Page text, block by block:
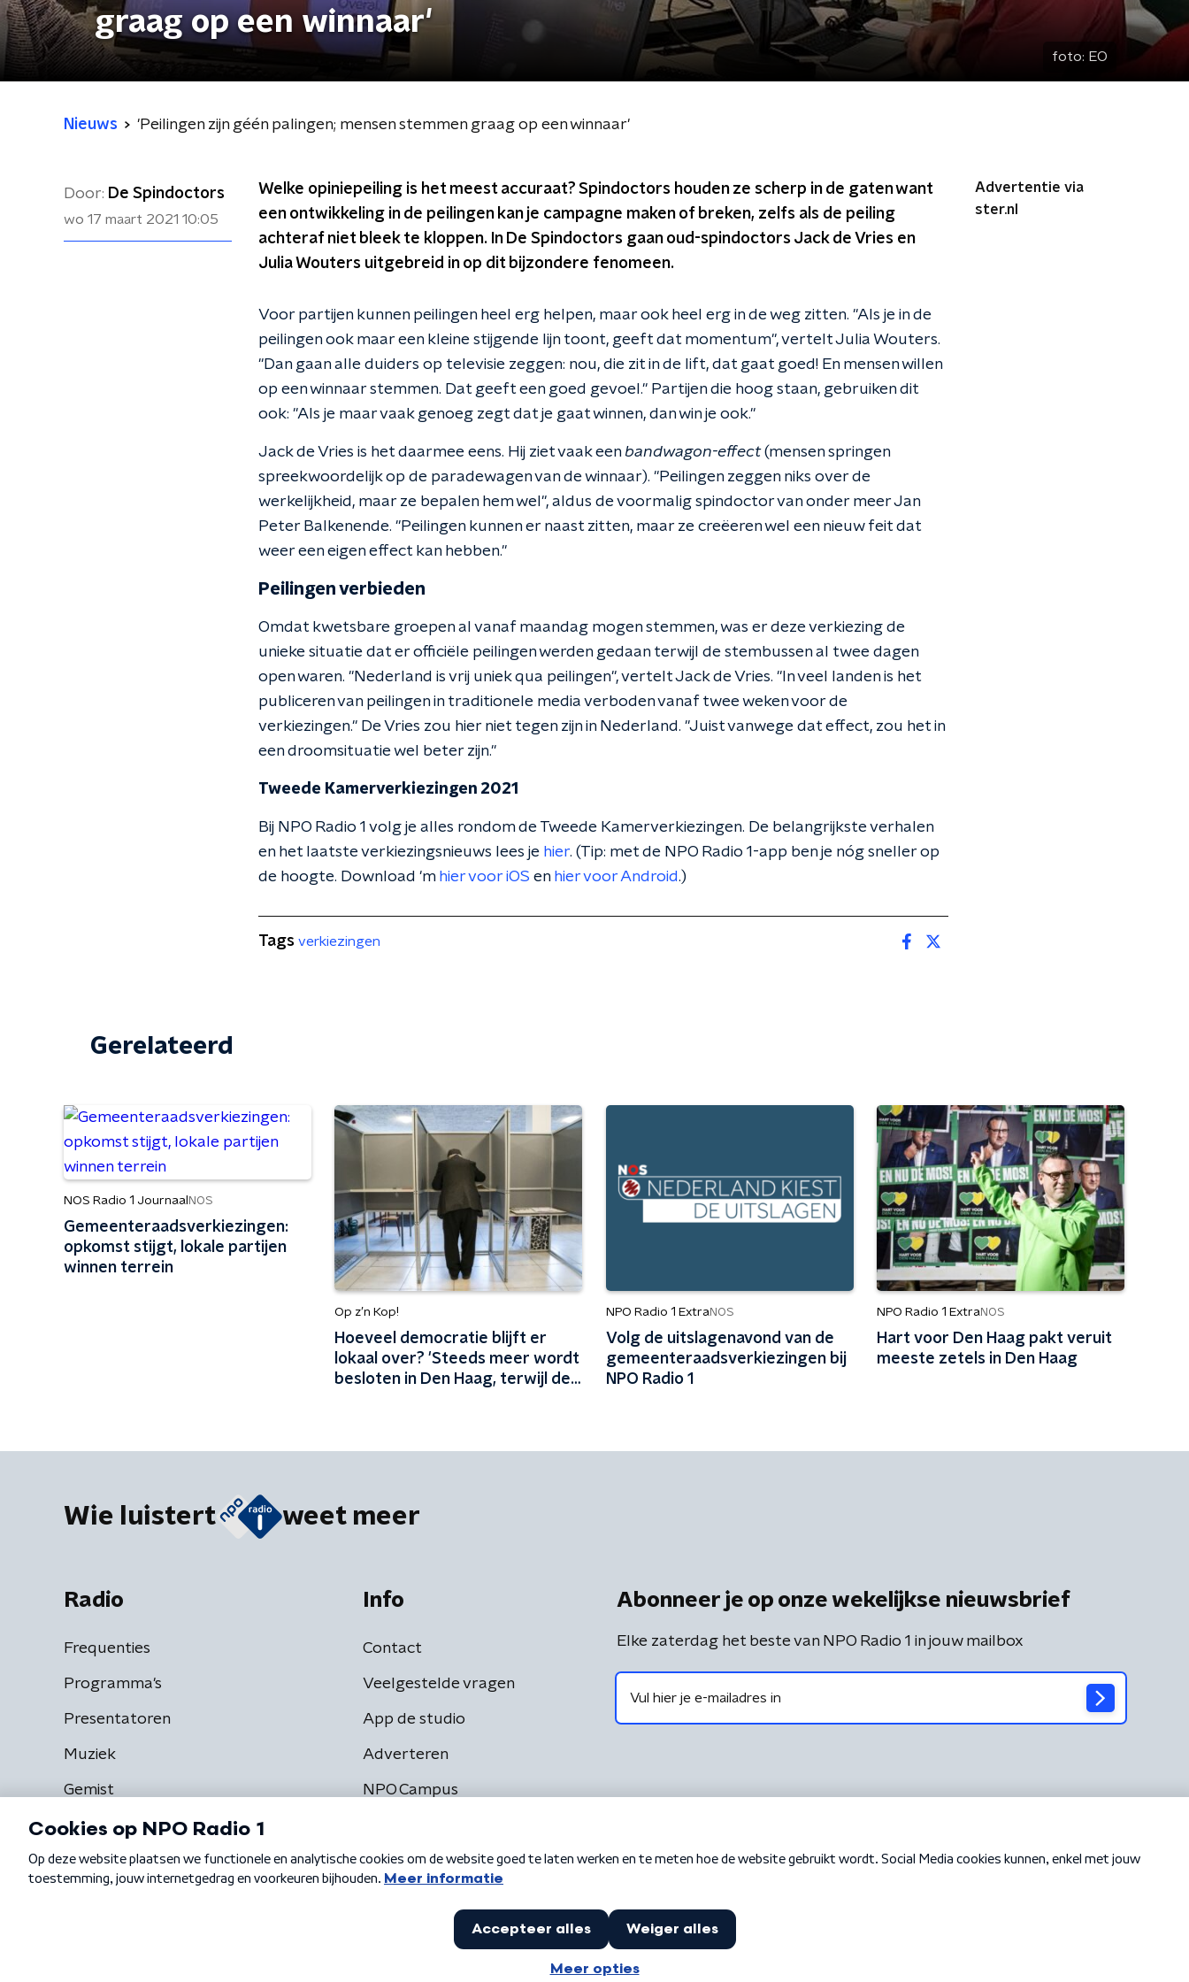
graag op een winnaar'
foto: EO
Nieuws 'Peilingen zijn géén palingen; mensen stemmen graag op een winnaar'
Door: De Spindoctors
wo 17 maart 2021 10:05
Welke opiniepeiling is het meest accuraat? Spindoctors houden ze scherp in de gaten want
een ontwikkeling in de peilingen kan je campagne maken of breken, zelfs als de peiling
achteraf niet bleek te kloppen. In De Spindoctors gaan oud-spindoctors Jack de Vries en
Julia Wouters uitgebreid in op dit bijzondere fenomeen.
Voor partijen kunnen peilingen heel erg helpen, maar ook heel erg in de weg zitten. "Als je in de
peilingen ook maar een kleine stijgende lijn toont, geeft dat momentum", vertelt Julia Wouters.
"Dan gaan alle duiders op televisie zeggen: nou, die zit in de lift, dat gaat goed! En mensen willen
op een winnaar stemmen. Dat geeft een goed gevoel." Partijen die hoog staan, gebruiken dit
ook: "Als je maar vaak genoeg zegt dat je gaat winnen, dan win je ook."
Jack de Vries is het daarmee eens. Hij ziet vaak een bandwagon-effect(mensen springen
spreekwoordelijk op de paradewagen van de winnaar). "Peilingen zeggen niks over de
werkelijkheid, maar ze bepalen hem wel", aldus de voormalig spindoctor van onder meer Jan
Peter Balkenende. "Peilingen kunnen er naast zitten, maar ze creëeren wel een nieuw feit dat
weer een eigen effect kan hebben."
Peilingen verbieden
Omdat kwetsbare groepen al vanaf maandag mogen stemmen, was er deze verkiezing de
unieke situatie dat er officiële peilingen werden gedaan terwijl de stembussen al twee dagen
open waren. "Nederland is vrij uniek qua peilingen", vertelt Jack de Vries. "In veel landen is het
publiceren van peilingen in traditionele media verboden vanaf twee weken voor de
verkiezingen." De Vries zou hier niet tegen zijn in Nederland. "Juist vanwege dat effect, zou het in
een droomsituatie wel beter zijn."
Tweede Kamerverkiezingen 2021
Bij NPO Radio 1 volg je alles rondom de Tweede Kamerverkiezingen. De belangrijkste verhalen
en het laatste verkiezingsnieuws lees je hier. (Tip: met de NPO Radio 1-app ben je nóg sneller op
de hoogte. Download 'm hier voor iOS en hier voor Android.)
Advertentie via
ster.nl
Tags verkiezingen
Gerelateerd
NOS Radio 1 Journaal NOS
Gemeenteraadsverkiezingen:
opkomst stijgt, lokale partijen
winnen terrein
Op z’n Kop!
Hoeveel democratie blijft er
lokaal over? 'Steeds meer wordt
besloten in Den Haag, terwijl de
NPO Radio 1 ExtraNOS
Volg de uitslagenavond van de
gemeenteraadsverkiezingen bij
NPO Radio 1
NPO Radio 1 ExtraNOS
Hart voor Den Haag pakt veruit
meeste zetels in Den Haag
Wie luistert weet meer
Radio
Frequenties
Programma's
Presentatoren
Muziek
Gemist
Info
Contact
Veelgestelde vragen
App de studio
Adverteren
NPO Campus
Abonneer je op onze wekelijkse nieuwsbrief
Elke zaterdag het beste van NPO Radio 1 in jouw mailbox
Algemene voorwaarden Privacybeleid